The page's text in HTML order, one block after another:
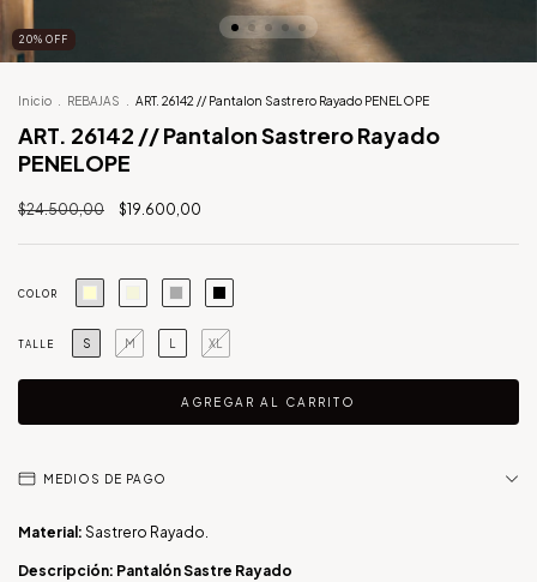
20% OFF
Inicio REBAJAS ART. 26142 // Pantalon Sastrero Rayado PENELOPE
ART. 26142 // Pantalon Sastrero Rayado
PENELOPE
$24.500,00 $19.600,00
COLOR
TALLE S M L XL
MEDIOS DE PAGO
Material: Sastrero Rayado.
Descripción: Pantalón Sastre Rayado